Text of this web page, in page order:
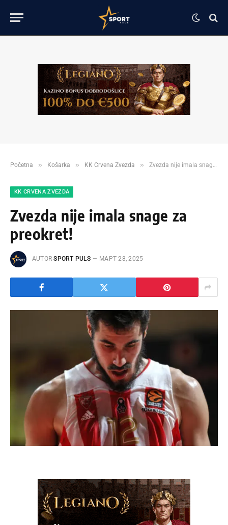
Početna » Košarka » KK Crvena Zvezda » Zvezda nije imala snage za preokret!
KK CRVENA ZVEZDA
Zvezda nije imala snage za
preokret!
AUTOR SPORT PULS МАРТ 28, 2025